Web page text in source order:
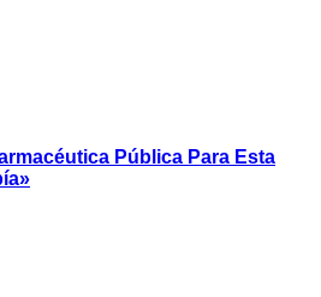
Pública Para Esta